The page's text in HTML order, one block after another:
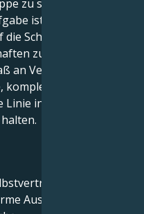
zu schaffen und
ist es, Ihr starkes
Schaffung von
zu richten, die auf
an Vertrauen
Emotionen
in Bezug auf das
Ausstrahlung.